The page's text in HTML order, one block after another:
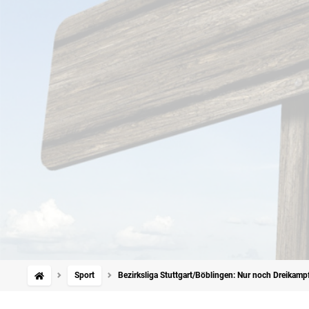
Sport Bezirksliga Stuttgart/Böblingen: Nur noch